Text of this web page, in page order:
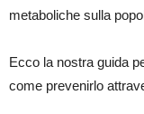
metaboliche sulla
Ecco la nostra guida
come prevenirlo